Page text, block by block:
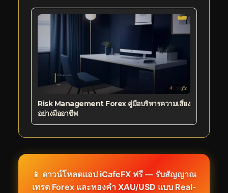
Risk Management Forex คู่มือบริหารความเสี่ยง
อย่างมืออาชีพ
📱 ดาวน์โหลดแอป iCafeFX ฟรี — รับสัญญาณ
เทรด Forex และทองคำ XAU/USD แบบ Real-